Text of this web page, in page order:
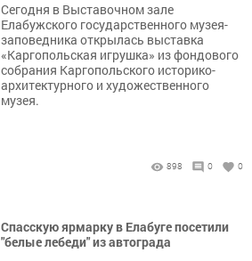
Сегодня в Выставочном зале
Елабужского государственного музея-
заповедника открылась выставка
«Каргопольская игрушка» из фондового
собрания Каргопольского историко-
архитектурного и художественного
музея.
898 0 0
Спасскую ярмарку в Елабуге посетили
"белые лебеди" из автограда